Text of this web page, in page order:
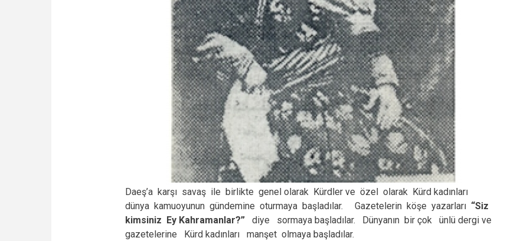
Daeş’a karşı savaş ile birlikte genel olarak Kürdler ve özel olarak Kürd kadınları
dünya kamuoyunun gündemine oturmaya başladılar. Gazetelerin köşe yazarları “Siz
kimsiniz Ey Kahramanlar?” diye sormaya başladılar. Dünyanın bir çok ünlü dergi ve
gazetelerine Kürd kadınları manşet olmaya başladılar.